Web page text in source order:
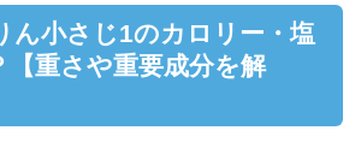
小さじ1のカロリー・塩
【重さや重要成分を解